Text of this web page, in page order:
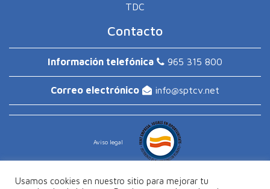
TDC
Contacto
Información telefónica 965 315 800
Correo electrónico info sptcv.net
Aviso legal
Usamos cookies en nuestro sitio para mejorar tu